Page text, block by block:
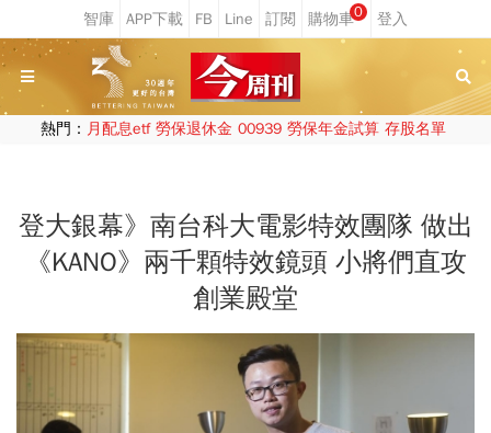
0
熱門： 月配息etf 勞保退休金 00939 勞保年金試算 存股名單
登大銀幕》南台科大電影特效團隊 做出
《KANO》兩千顆特效鏡頭 小將們直攻
創業殿堂